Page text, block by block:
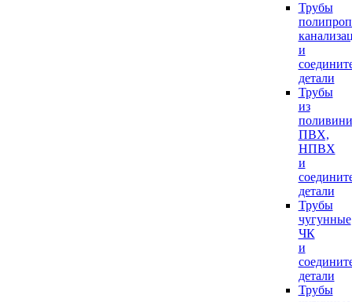
Трубы
и
детали
Трубы
из
ПВХ,
НПВХ
и
детали
Трубы
чугунные
ЧК
и
детали
Трубы